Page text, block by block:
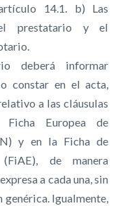
14.1. b) Las
el prestatario y el
deberá informar
constar en el acta,
a las cláusulas
Europea de
y en la Ficha de
(FiAE), de manera
a cada una, sin
genérica. Igualmente,